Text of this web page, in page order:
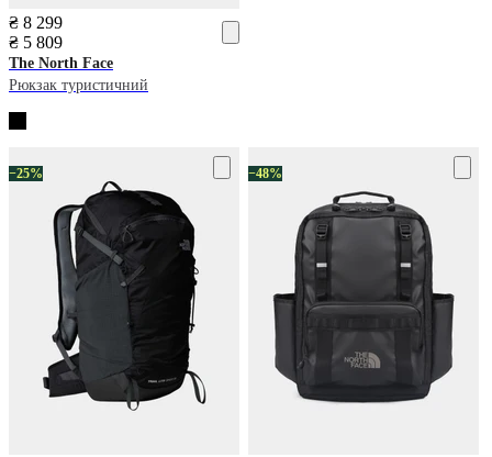
₴ 8 299
₴ 5 809
The North Face
Рюкзак туристичний
−25% −48%